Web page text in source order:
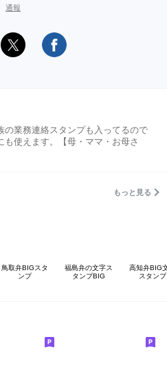
通報
の業務連絡スタンプも入ってるので
使えます。【母・ママ・お母さ
もっと見る
鳥取弁BIGスタ
ンプ
福島弁の文字ス
タンプBIG
高知弁BIG
スタンプ